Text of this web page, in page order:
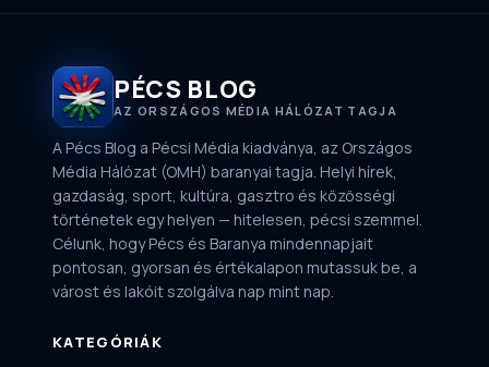
PÉCS BLOG
AZ ORSZÁGOS MÉDIA HÁLÓZAT TAGJA
A Pécs Blog a Pécsi Média kiadványa, az Országos
Média Hálózat (OMH) baranyai tagja. Helyi hírek,
gazdaság, sport, kultúra, gasztro és közösségi
történetek egy helyen — hitelesen, pécsi szemmel.
Célunk, hogy Pécs és Baranya mindennapjait
pontosan, gyorsan és értékalapon mutassuk be, a
várost és lakóit szolgálva nap mint nap.
KATEGÓRIÁK